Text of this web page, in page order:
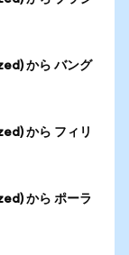
から バング
から フィリ
から ポーラ